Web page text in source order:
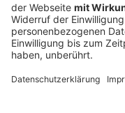
derartige Szenarien
werden die Daten
Rechenzentren im
Datenautobahn des
jeder Zugriff auf die